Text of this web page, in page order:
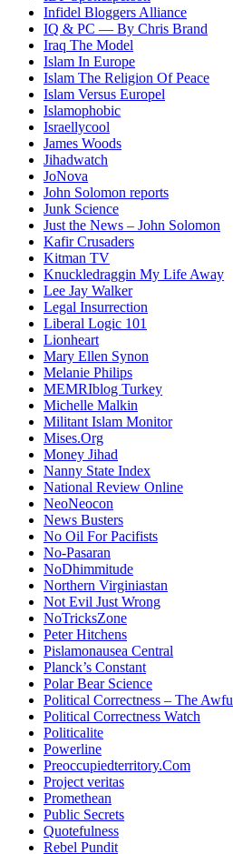
Infidel Bloggers Alliance
IQ & PC — By Chris Brand
Iraq The Model
Islam In Europe
Islam The Religion Of Peace
Islam Versus Europel
Islamophobic
Israellycool
James Woods
Jihadwatch
JoNova
John Solomon reports
Junk Science
Just the News – John Solomon
Kafir Crusaders
Kitman TV
Knuckledraggin My Life Away
Lee Jay Walker
Legal Insurrection
Liberal Logic 101
Lionheart
Mary Ellen Synon
Melanie Philips
MEMRIblog Turkey
Michelle Malkin
Militant Islam Monitor
Mises.Org
Money Jihad
Nanny State Index
National Review Online
NeoNeocon
News Busters
No Oil For Pacifists
No-Pasaran
NoDhimmitude
Northern Virginiastan
Not Evil Just Wrong
NoTricksZone
Peter Hitchens
Pislamonausea Central
Planck’s Constant
Polar Bear Science
Political Correctness – The
Political Correctness Watch
Politicalite
Powerline
Preoccupiedterritory.Com
Project veritas
Promethean
Public Secrets
Quotefulness
Rebel Pundit